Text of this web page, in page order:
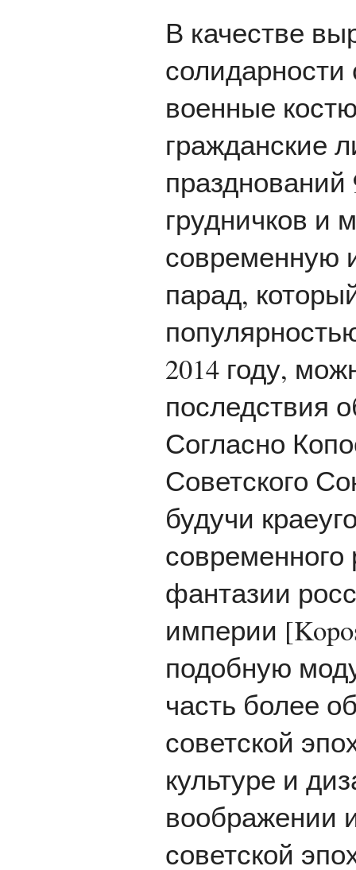
В качестве
солидарности
военные
гражданские
грудничков и
современную
парад,
2014 году,
последствия
Согласно
Советского
будучи
фантазии
империи
подобную
часть более
советской
культуре и
воображении
советской